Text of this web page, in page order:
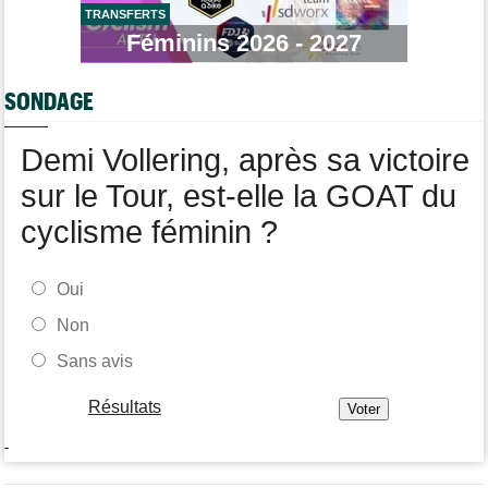
Tour d'Espagne
La Soudal Quick-Step perd un de ses leaders pour la Vuelta !
Tadej Pogacar a joué les supporters pour Urska Zigart
TRANSFERTS
Féminins 2026 - 2027
SONDAGE
Demi Vollering, après sa victoire
sur le Tour, est-elle la GOAT du
cyclisme féminin ?
Oui
Non
Sans avis
Résultats
-